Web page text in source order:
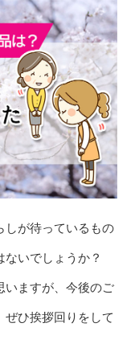
しが待っているもの
いでしょうか？
いますが、今後のご
ぜひ挨拶回りをして